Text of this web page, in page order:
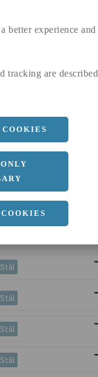
better experience
tracking are
Aluminium
Rostfritt
Stål
Stål
Stål
Stål